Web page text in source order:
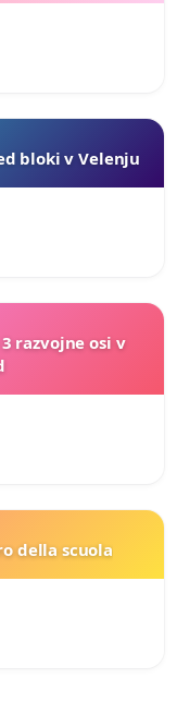
bloki v Velenju
razvojne osi v
della scuola